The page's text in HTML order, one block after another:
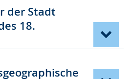
der Stadt
18.